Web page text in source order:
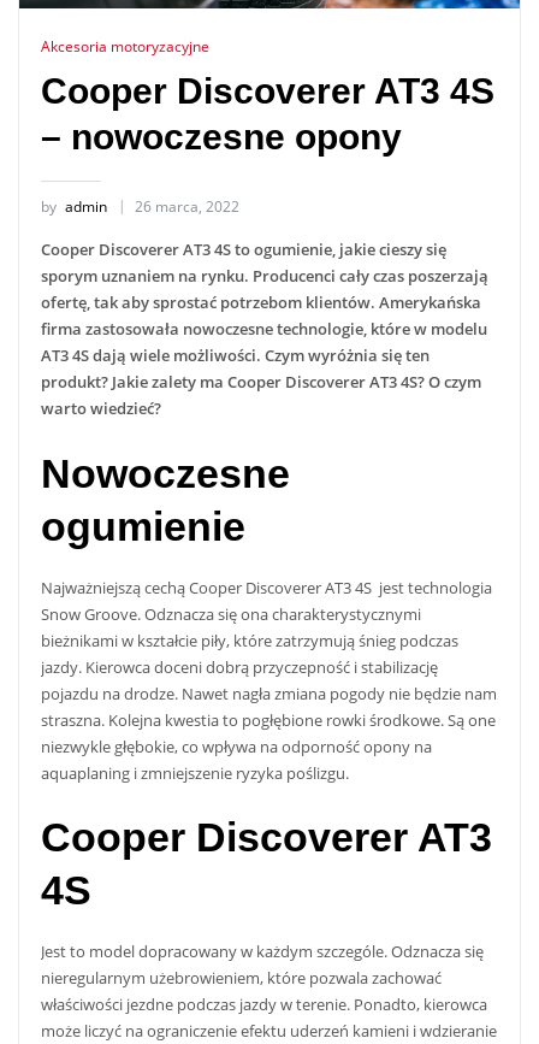
Akcesoria motoryzacyjne
Cooper Discoverer AT3 4S
– nowoczesne opony
by admin 26 marca, 2022
Cooper Discoverer AT3 4S to ogumienie, jakie cieszy się
sporym uznaniem na rynku. Producenci cały czas poszerzają
ofertę, tak aby sprostać potrzebom klientów. Amerykańska
firma zastosowała nowoczesne technologie, które w modelu
AT3 4S dają wiele możliwości. Czym wyróżnia się ten
produkt? Jakie zalety ma Cooper Discoverer AT3 4S? O czym
warto wiedzieć?
Nowoczesne
ogumienie
Najważniejszą cechą Cooper Discoverer AT3 4S jest technologia
Snow Groove. Odznacza się ona charakterystycznymi
bieżnikami w kształcie piły, które zatrzymują śnieg podczas
jazdy. Kierowca doceni dobrą przyczepność i stabilizację
pojazdu na drodze. Nawet nagła zmiana pogody nie będzie nam
straszna. Kolejna kwestia to pogłębione rowki środkowe. Są one
niezwykle głębokie, co wpływa na odporność opony na
aquaplaning i zmniejszenie ryzyka poślizgu.
Cooper Discoverer AT3
4S
Jest to model dopracowany w każdym szczególe. Odznacza się
nieregularnym użebrowieniem, które pozwala zachować
właściwości jezdne podczas jazdy w terenie. Ponadto, kierowca
może liczyć na ograniczenie efektu uderzeń kamieni i wdzieranie